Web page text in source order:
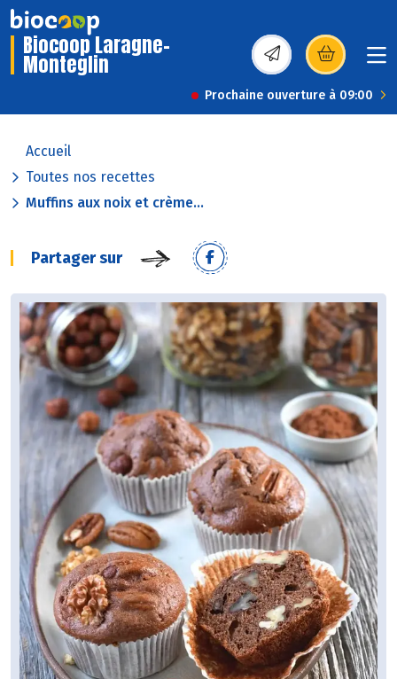
Biocoop Laragne-
Monteglin (s’ouvre dans une
Prochaine ouverture à 09:00
Accueil
Toutes nos recettes
Muffins aux noix et crème...
Partager sur